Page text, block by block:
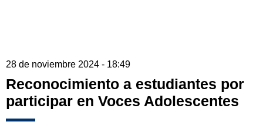
28 de noviembre 2024 - 18:49
Reconocimiento a estudiantes por
participar en Voces Adolescentes